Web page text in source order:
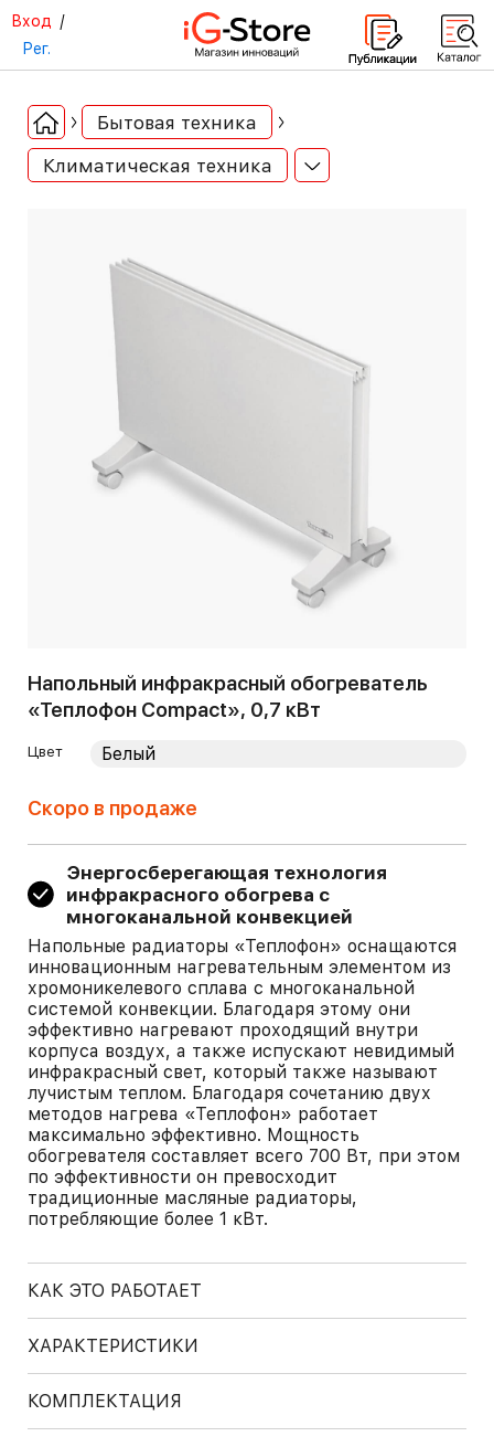
Вход /
Рег.
Бытовая техника
Климатическая техника
Напольный инфракрасный обогреватель
«Теплофон Compact», 0,7 кВт
Цвет
Скоро в продаже
Энергосберегающая технология
инфракрасного обогрева с
многоканальной конвекцией
Напольные радиаторы «Теплофон» оснащаются
инновационным нагревательным элементом из
хромоникелевого сплава с многоканальной
системой конвекции. Благодаря этому они
эффективно нагревают проходящий внутри
корпуса воздух, а также испускают невидимый
инфракрасный свет, который также называют
лучистым теплом. Благодаря сочетанию двух
методов нагрева «Теплофон» работает
максимально эффективно. Мощность
обогревателя составляет всего 700 Вт, при этом
по эффективности он превосходит
традиционные масляные радиаторы,
потребляющие более 1 кВт.
КАК ЭТО РАБОТАЕТ
ХАРАКТЕРИСТИКИ
КОМПЛЕКТАЦИЯ